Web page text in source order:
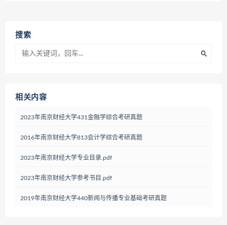
搜索
相关内容
2023年南京财经大学431金融学综合考研真题
2016年南京财经大学813会计学综合考研真题
2023年南京财经大学专业目录.pdf
2023年南京财经大学参考书目.pdf
2019年​南京财经大学440新闻与传播专业基础考研真题